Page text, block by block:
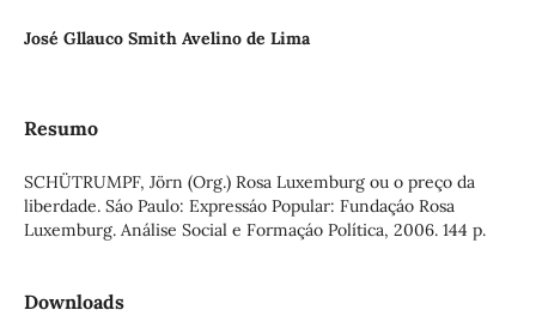
José Gllauco Smith Avelino de Lima
Resumo
SCHÜTRUMPF, Jörn (Org.) Rosa Luxemburg ou o preço da
liberdade. Sáo Paulo: Expressáo Popular: Fundaçáo Rosa
Luxemburg. Análise Social e Formaçáo Política, 2006. 144 p.
Downloads